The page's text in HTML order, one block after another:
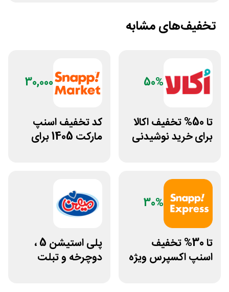
تخفیف‌های مشابه
50%
تا 50% تخفیف اکالا
برای خرید نوشیدنی
30,000
کد تخفیف اسنپ
مارکت 1405 برای
30%
تا 30% تخفیف
اسنپ اکسپرس ویژه
پلی استیشن 5 ،
دوچرخه و تبلت